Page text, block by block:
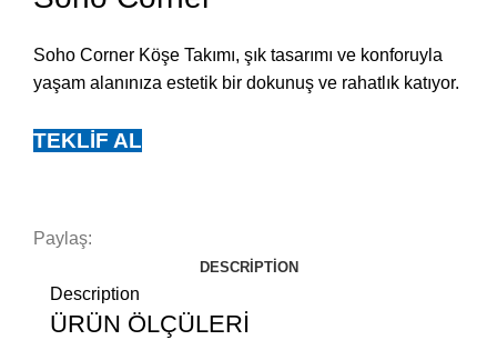
Soho Corner Köşe Takımı, şık tasarımı ve konforuyla
yaşam alanınıza estetik bir dokunuş ve rahatlık katıyor.
TEKLIF AL
Paylaş:
DESCRIPTION
Description
ÜRÜN ÖLÇÜLERİ